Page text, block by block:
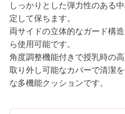
しっかりとした弾力性のある
定して保ちます。
両サイドの立体的なガード構
ら使用可能です。
角度調整機能付きで授乳時の
取り外し可能なカバーで清潔
な多機能クッションです。